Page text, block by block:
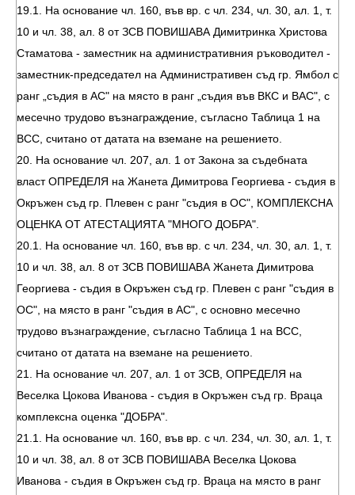
19.1. На основание чл. 160, във вр. с чл. 234, чл. 30, ал. 1, т.
10 и чл. 38, ал. 8 от ЗСВ ПОВИШАВА Димитринка Христова
Стаматова - заместник на административния ръководител -
заместник-председател на Административен съд гр. Ямбол с
ранг „съдия в АС" на място в ранг „съдия във ВКС и ВАС", с
месечно трудово възнаграждение, съгласно Таблица 1 на
ВСС, считано от датата на вземане на решението.
20. На основание чл. 207, ал. 1 от Закона за съдебната
власт ОПРЕДЕЛЯ на Жанета Димитрова Георгиева - съдия в
Окръжен съд гр. Плевен с ранг "съдия в ОС", КОМПЛЕКСНА
ОЦЕНКА ОТ АТЕСТАЦИЯТА "МНОГО ДОБРА".
20.1. На основание чл. 160, във вр. с чл. 234, чл. 30, ал. 1, т.
10 и чл. 38, ал. 8 от ЗСВ ПОВИШАВА Жанета Димитрова
Георгиева - съдия в Окръжен съд гр. Плевен с ранг "съдия в
ОС", на място в ранг "съдия в АС", с основно месечно
трудово възнаграждение, съгласно Таблица 1 на ВСС,
считано от датата на вземане на решението.
21. На основание чл. 207, ал. 1 от ЗСВ, ОПРЕДЕЛЯ на
Веселка Цокова Иванова - съдия в Окръжен съд гр. Враца
комплексна оценка "ДОБРА".
21.1. На основание чл. 160, във вр. с чл. 234, чл. 30, ал. 1, т.
10 и чл. 38, ал. 8 от ЗСВ ПОВИШАВА Веселка Цокова
Иванова - съдия в Окръжен съд гр. Враца на място в ранг